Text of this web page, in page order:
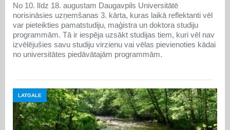
No 10. līdz 18. augustam Daugavpils Universitātē
norisināsies uzņemšanas 3. kārta, kuras laikā reflektanti vēl
var pieteikties pamatstudiju, maģistra un doktora studiju
programmām. Tā ir iespēja uzsākt studijas tiem, kuri vēl nav
izvēlējušies savu studiju virzienu vai vēlas pievienoties kādai
no universitātes piedāvātajām programmām.
LATGALE